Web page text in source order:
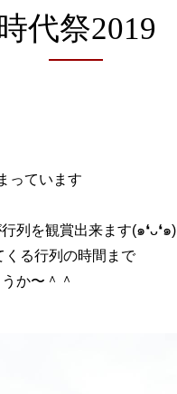
代祭2019
っています
列を観賞出来ます(๑❛ᴗ❛๑)
くる行列の時間まで
か〜＾＾